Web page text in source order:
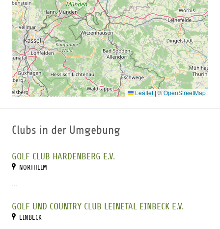
Leaflet |©OpenStreetMap
Clubs in der Umgebung
GOLF CLUB HARDENBERG E.V.
NORTHEIM
...
GOLF UND COUNTRY CLUB LEINETAL EINBECK E.V.
EINBECK